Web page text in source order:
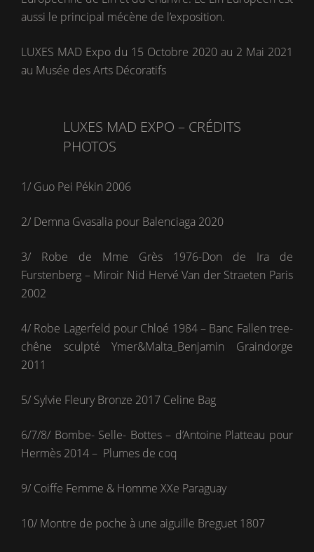
aussi le principal mécène de l’exposition.
LUXES MAD Expo du 15 Octobre 2020 au 2 Mai 2021
au Musée des Arts Décoratifs
LUXES MAD EXPO – CRÉDITS
PHOTOS
1/ Guo Pei Pékin 2006
2/ Demna Gvasalia pour Balenciaga 2020
3/ Robe de Mme Grès 1976-Don de Ira de
Furstenberg – Miroir Nid Hervé Van der Straeten Paris
2002
4/ Robe Lagerfeld pour Chloé 1984 – Banc Fallen tree-
chêne sculpté Ymer&Malta_Benjamin Graindorge
2011
5/ Sylvie Fleury Bronze 2017 Celine Bag
6/7/8/ Bombe- Selle- Bottes – d’Antoine Platteau pour
Hermès 2014 – Plumes de coq
9/ Coiffe Femme & Homme XXe Paraguay
10/ Montre de poche à une aiguille Breguet 1807